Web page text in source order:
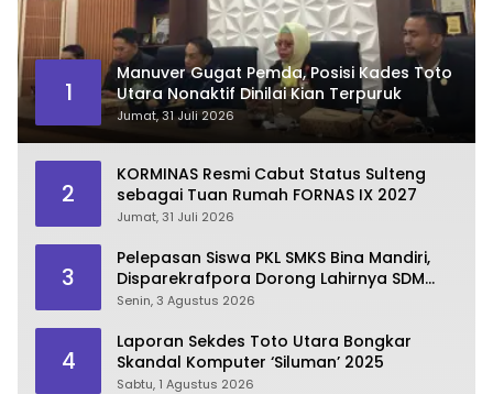
1
Manuver Gugat Pemda, Posisi Kades Toto
Utara Nonaktif Dinilai Kian Terpuruk
Jumat, 31 Juli 2026
2
KORMINAS Resmi Cabut Status Sulteng
sebagai Tuan Rumah FORNAS IX 2027
Jumat, 31 Juli 2026
3
Pelepasan Siswa PKL SMKS Bina Mandiri,
Disparekrafpora Dorong Lahirnya SDM
Pariwisata Unggul
Senin, 3 Agustus 2026
4
Laporan Sekdes Toto Utara Bongkar
Skandal Komputer ‘Siluman’ 2025
Sabtu, 1 Agustus 2026